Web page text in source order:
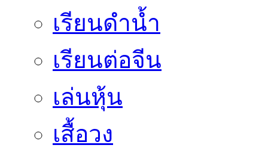
เรียนดำน้ำ
เรียนต่อจีน
เล่นหุ้น
เสื้อวง